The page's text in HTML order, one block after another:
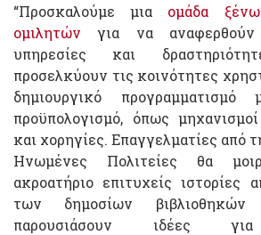
“Προσκαλούμε μια ομάδα
ομιλητών για να αναφερθούν
υπηρεσίες και
προσελκύουν τις κοινότητες
δημιουργικό προγραμματισμό
προϋπολογισμό, όπως
και χορηγίες. Επαγγελματίες από
Ηνωμένες Πολιτείες θα
ακροατήριο επιτυχείς ιστορίες
των δημοσίων
παρουσιάσουν ιδέες για